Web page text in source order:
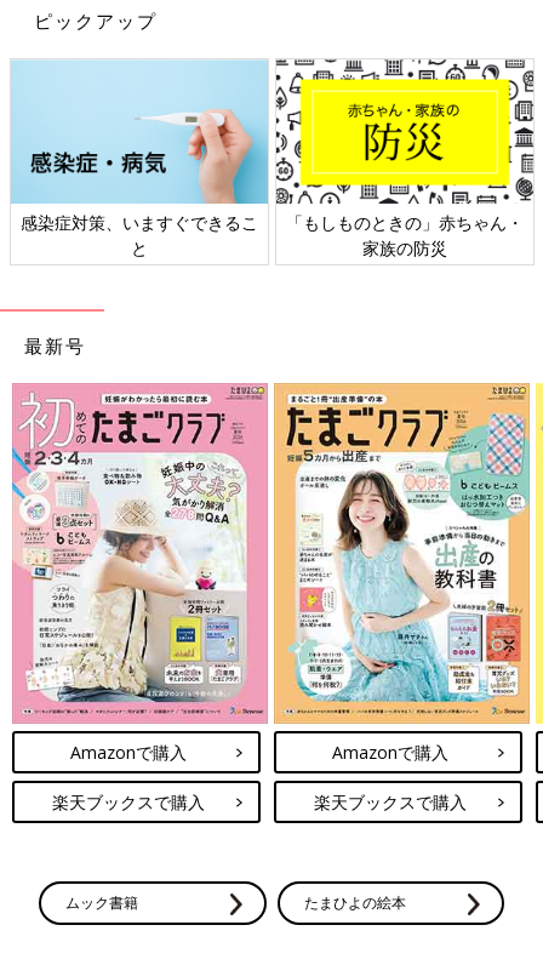
ピックアップ
感染症対策、いますぐできるこ
と
「もしものときの」赤ちゃん・
家族の防災
最新号
Amazonで購入
楽天ブックスで購入
Amazonで購入
楽天ブックスで購入
ムック書籍 たまひよの絵本